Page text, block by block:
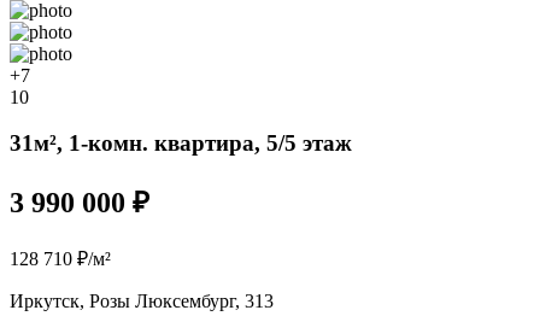
+7
10
31м², 1-комн. квартира, 5/5 этаж
3 990 000 ₽
128 710 ₽/м²
Иркутск, Розы Люксембург, 313